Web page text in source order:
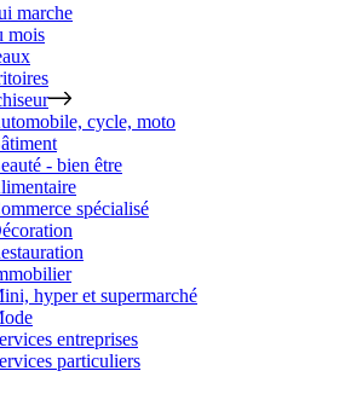
marche
mois
cycle, moto
- bien être
spécialisé
hyper et supermarché
entreprises
particuliers